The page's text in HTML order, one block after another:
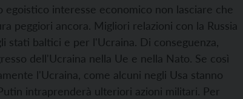
interesse economico non lasciare che
peggiori ancora. Migliori relazioni con la Russia
baltici e per l'Ucraina. Di conseguenza,
dell'Ucraina nella Ue e nella Nato. Se così
l'Ucraina, come alcuni negli Usa stanno
intraprenderà ulteriori azioni militari. Per